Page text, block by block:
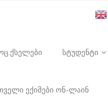
სტუდენტი
ექიმები ონ-ლაინ